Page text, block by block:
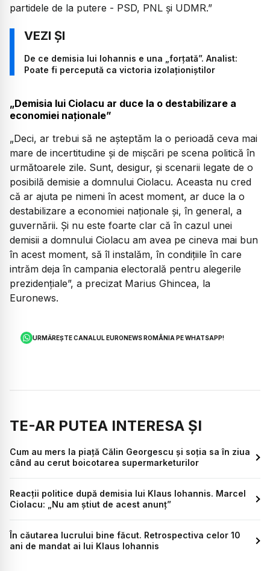
partidele de la putere - PSD, PNL și UDMR.”
De ce demisia lui Iohannis e una „forțată”. Analist:
Poate fi percepută ca victoria izolaționiștilor
„Demisia lui Ciolacu ar duce la o destabilizare a
economiei naționale”
„Deci, ar trebui să ne așteptăm la o perioadă ceva mai
mare de incertitudine și de mișcări pe scena politică în
următoarele zile. Sunt, desigur, și scenarii legate de o
posibilă demisie a domnului Ciolacu. Aceasta nu cred
că ar ajuta pe nimeni în acest moment, ar duce la o
destabilizare a economiei naționale și, în general, a
guvernării. Și nu este foarte clar că în cazul unei
demisii a domnului Ciolacu am avea pe cineva mai bun
în acest moment, să îl instalăm, în condițiile în care
intrăm deja în campania electorală pentru alegerile
prezidențiale”, a precizat Marius Ghincea, la
Euronews.
URMĂREȘTE CANALUL EURONEWS ROMÂNIA PE WHATSAPP!
TE-AR PUTEA INTERESA ȘI
Cum au mers la piață Călin Georgescu și soția sa în ziua
când au cerut boicotarea supermarketurilor
Reacții politice după demisia lui Klaus Iohannis. Marcel
Ciolacu: „Nu am știut de acest anunț”
În căutarea lucrului bine făcut. Retrospectiva celor 10
ani de mandat ai lui Klaus Iohannis